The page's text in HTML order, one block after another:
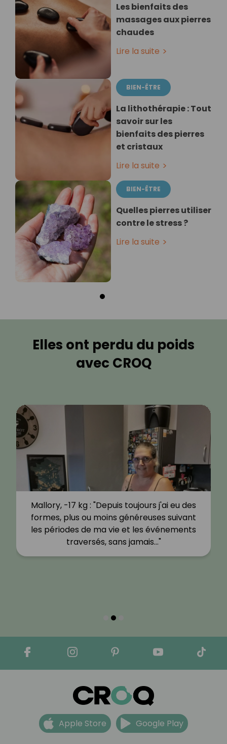
Les bienfaits des
massages aux pierres
chaudes
Lire la suite
BIEN-ÊTRE
La lithothérapie : Tout
savoir sur les
bienfaits des pierres
et cristaux
Lire la suite
BIEN-ÊTRE
Quelles pierres utiliser
contre le stress ?
Lire la suite
Elles ont perdu du poids
avec CROQ
Mallory, -17 kg : "Depuis toujours j'ai eu des
formes, plus ou moins généreuses suivant
les périodes de ma vie et les événements
traversés, sans jamais…"
Apple Store Google Play